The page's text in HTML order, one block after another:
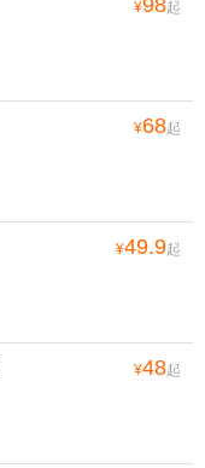
¥98起
¥68起
¥49.9起
¥48起